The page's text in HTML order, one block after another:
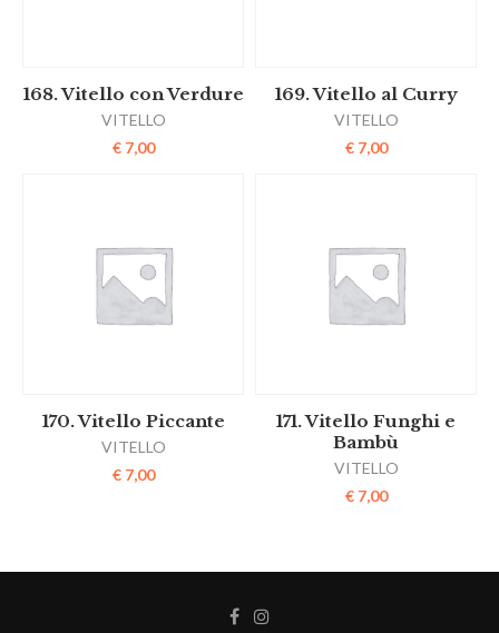
168. Vitello con Verdure
VITELLO
€7,00
169. Vitello al Curry
VITELLO
€7,00
170. Vitello Piccante
VITELLO
€7,00
171. Vitello Funghi e
Bambù
VITELLO
€7,00